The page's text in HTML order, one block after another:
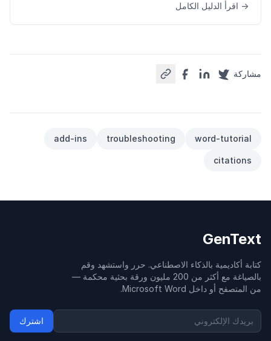
→ اقرأ الدليل الكامل
مشاركة
word-tutorial
troubleshooting
add-ins
citations
GenText
كتابة أكاديمية بالذكاء الاصطناعي. حرر واستشهد وقم
بالصياغة مع أكثر من 200 مليون ورقة بحثية محكمة —
من المتصفح أو داخل Microsoft Word.
اشترك